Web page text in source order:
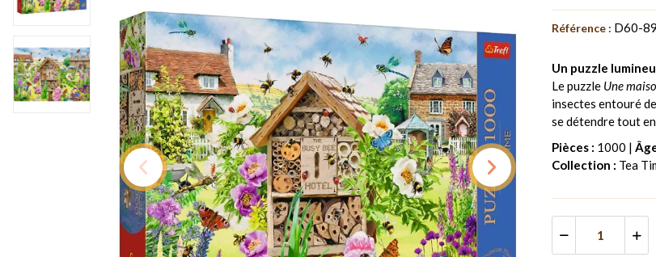
Référence : D60-89
Un puzzle
Le puzzle Une
insectes entouré
se détendre tout
Pièces : 1000 |
Collection : Tea